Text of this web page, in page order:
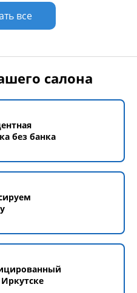
все
салона
без банка